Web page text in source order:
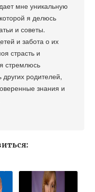
мне уникальную
я делюсь
и советы.
и забота о их
страсть и
стремлюсь
других родителей,
знания и